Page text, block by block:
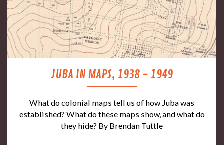
JUBA IN MAPS, 1938 - 1949
What do colonial maps tell us of how Juba was
established? What do these maps show, and what do
they hide? By Brendan Tuttle